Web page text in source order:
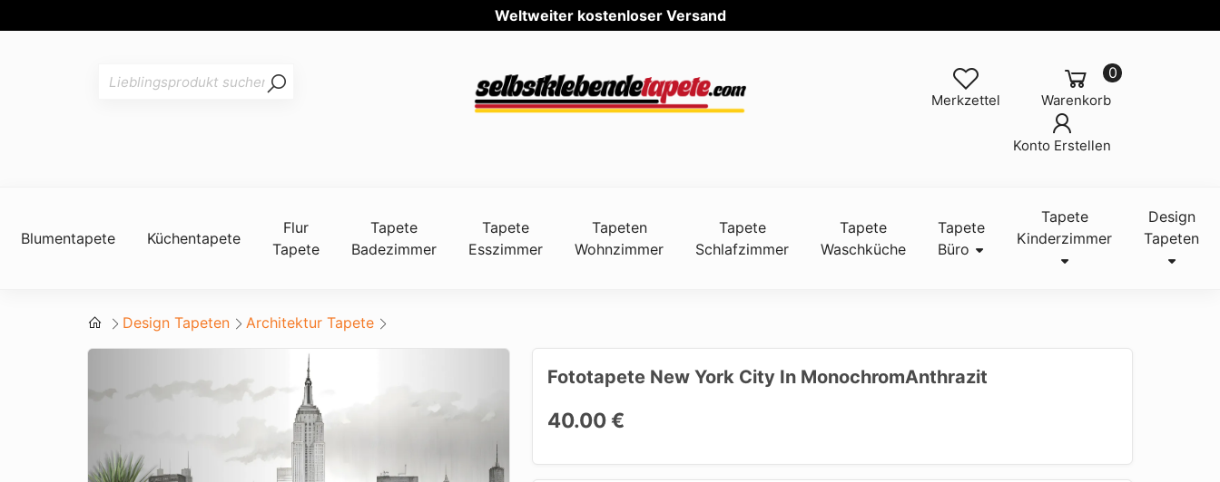
Weltwe
Warenkorb
0
Merkzettel
Konto Erstellen
Blumentapete Küchentapete
Flur
Tapete
Tapete
Badezimmer
Tapete
Esszimmer
Tapeten
Wohnzimmer
Tapete
Schlafzimmer
Tapete
Waschküche
Tapete
Büro
Tapete
Kinderzimmer
Design
Tapeten
Design Tapeten Architektur Tapete
Fototapete New York City In MonochromAnthrazit
40.00 €